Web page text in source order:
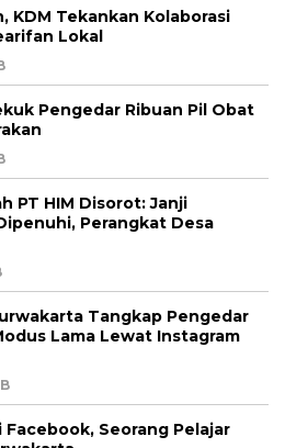
KDM Tekankan Kolaborasi
Lokal
Pengedar Ribuan Pil Obat
PT HIM Disorot: Janji
Perangkat Desa
Tangkap Pengedar
Lama Lewat Instagram
Seorang Pelajar